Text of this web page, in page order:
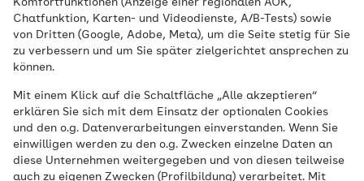
Komfortfunktionen (Anzeige einer regionalen AOK,
Chatfunktion, Karten- und Videodienste, A/B-Tests) sowie
von Dritten (Google, Adobe, Meta), um die Seite stetig für Sie
zu verbessern und um Sie später zielgerichtet ansprechen zu
können.
Mit einem Klick auf die Schaltfläche „Alle akzeptieren“
erklären Sie sich mit dem Einsatz der optionalen Cookies
und den o.g. Datenverarbeitungen einverstanden. Wenn Sie
einwilligen werden zu den o.g. Zwecken einzelne Daten an
diese Unternehmen weitergegeben und von diesen teilweise
auch zu eigenen Zwecken (Profilbildung) verarbeitet. Mit
achangestellten
(m/w/d)
Ausbildung | 3-jährige Ausbildung |
Ausbildungsbeginn: 31.07.2027